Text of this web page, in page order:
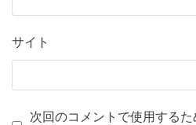
サイト
次回のコメントで使用する